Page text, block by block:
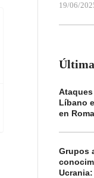
19/06/
Líbano
en Roma
Grupos